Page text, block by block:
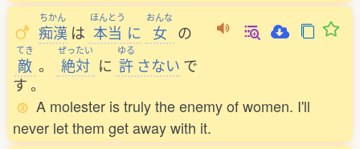
ちかん
痴漢 は
ほんとう
本当 に
おんな
女 の
てき
敵 。
ぜったい
絶対 に
ゆる
許 さない で
す。
A molester is truly the enemy of women. I'll
never let them get away with it.